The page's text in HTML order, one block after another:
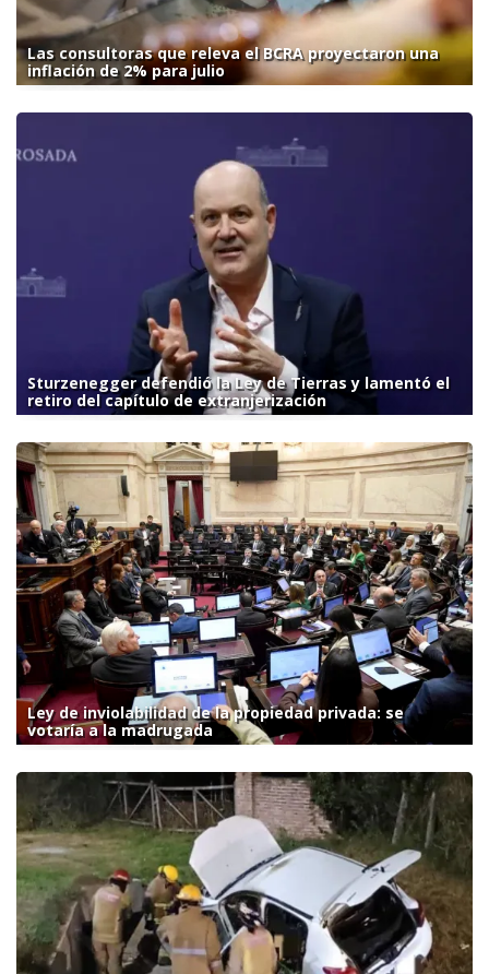
Las consultoras que releva el BCRA proyectaron una
inflación de 2% para julio
Sturzenegger defendió la Ley de Tierras y lamentó el
retiro del capítulo de extranjerización
Ley de inviolabilidad de la propiedad privada: se
votaría a la madrugada